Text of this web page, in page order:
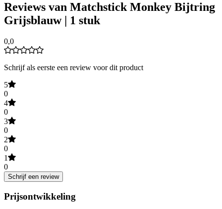
Reviews van Matchstick Monkey Bijtring
Grijsblauw | 1 stuk
0,0
Schrijf als eerste een review voor dit product
5
0
4
0
3
0
2
0
1
0
Schrijf een review
Prijsontwikkeling